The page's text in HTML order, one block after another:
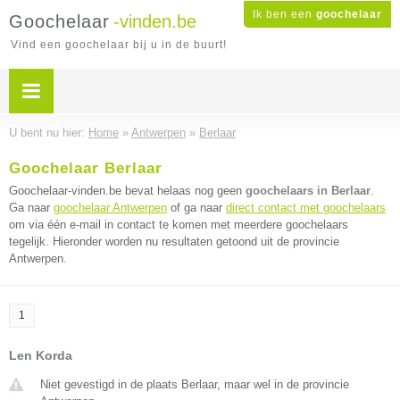
Ik ben een goochelaar
Goochelaar -vinden.be
Vind een goochelaar bij u in de buurt!
U bent nu hier: Home » Antwerpen » Berlaar
Goochelaar Berlaar
Goochelaar-vinden.be bevat helaas nog geen goochelaars in Berlaar.
Ga naar goochelaar Antwerpen of ga naar direct contact met goochelaars
om via één e-mail in contact te komen met meerdere goochelaars
tegelijk. Hieronder worden nu resultaten getoond uit de provincie
Antwerpen.
1
Len Korda
Niet gevestigd in de plaats Berlaar, maar wel in de provincie